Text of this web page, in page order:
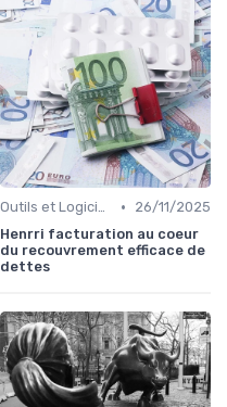
Outils et Logiciels de Gestion de Créances •
26/11/2025
Henrri facturation au coeur
du recouvrement efficace de
dettes